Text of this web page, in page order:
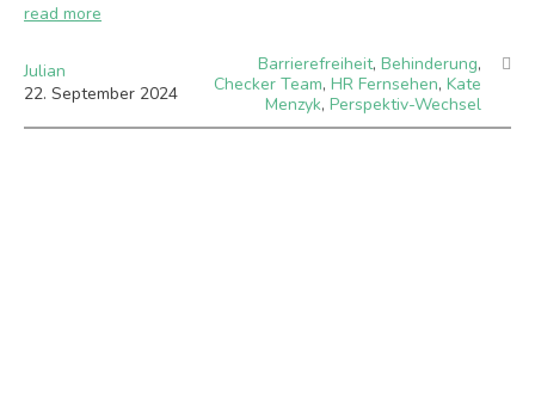
read more
Julian
22. September 2024
Barrierefreiheit, Behinderung,
Checker Team, HR Fernsehen, Kate
Menzyk, Perspektiv-Wechsel